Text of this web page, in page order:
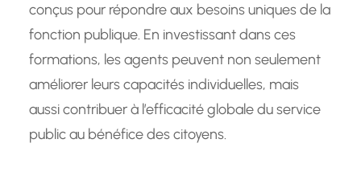
conçus pour répondre aux besoins uniques de la
fonction publique. En investissant dans ces
formations, les agents peuvent non seulement
améliorer leurs capacités individuelles, mais
aussi contribuer à l’efficacité globale du service
public au bénéfice des citoyens.